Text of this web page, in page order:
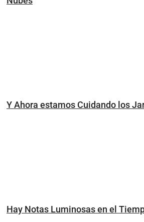
Y Ahora estamos Cuidando los
Hay Notas Luminosas en el